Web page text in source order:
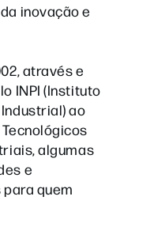
inovação e
através e
INPI (Instituto
ao
algumas
e
quem